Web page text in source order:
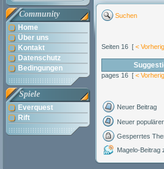
Community
Home
Über uns
Kontakt
Datenschutz
Bedingungen
Spiele
Everquest
Rift
Suchen
Seiten 16 [ <
pages 16 [ <
Neuer Beitrag
Neuer
Gesperrtes
Magelo-Beitrag